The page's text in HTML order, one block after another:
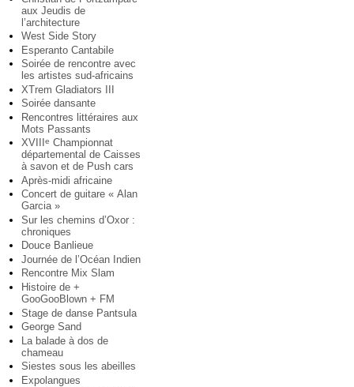
aux Jeudis de
l’architecture
West Side Story
Esperanto Cantabile
Soirée de rencontre avec
les artistes sud-africains
XTrem Gladiators III
Soirée dansante
Rencontres littéraires aux
Mots Passants
XVIII
e Championnat
départemental de Caisses
à savon et de Push cars
Après-midi africaine
Concert de guitare « Alan
Garcia »
Sur les chemins d’Oxor :
chroniques
Douce Banlieue
Journée de l’Océan Indien
Rencontre Mix Slam
Histoire de +
GooGooBlown + FM
Stage de danse Pantsula
George Sand
La balade à dos de
chameau
Siestes sous les abeilles
Expolangues